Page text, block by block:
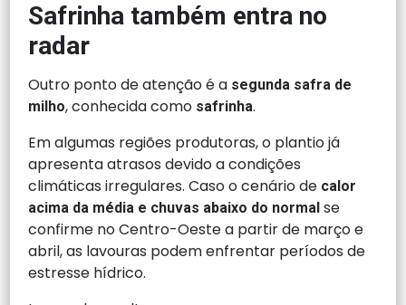
Safrinha também entra no
radar
Outro ponto de atenção é a segunda safra de
milho, conhecida como safrinha.
Em algumas regiões produtoras, o plantio já
apresenta atrasos devido a condições
climáticas irregulares. Caso o cenário de calor
acima da média e chuvas abaixo do normal se
confirme no Centro-Oeste a partir de março e
abril, as lavouras podem enfrentar períodos de
estresse hídrico.